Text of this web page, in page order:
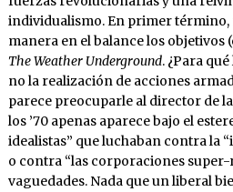
individualismo. En primer
manera en el balance los objetivos
The Weather Underground. ¿Para
no la realización de acciones
parece preocuparle al director de
los ’70 apenas aparece bajo el
idealistas” que luchaban contra la
o contra “las corporaciones super-
vaguedades. Nada que un liberal